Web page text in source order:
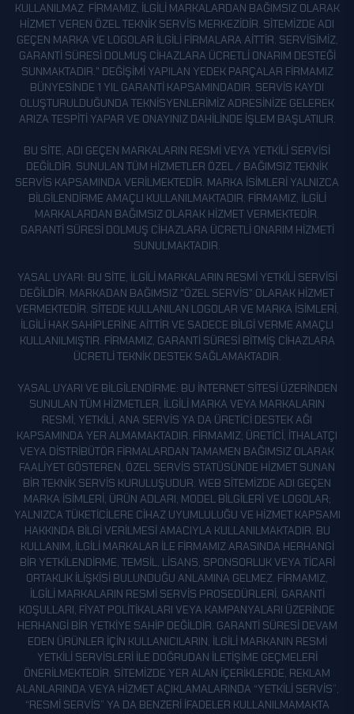
KULLANILMAZ. FIRMAMIZ, ILGILI MARKALARDAN BAĞIMSIZ OLARAK
HIZMET VEREN ÖZEL TEKNIK SERVIS MERKEZIDIR. SITEMIZDE ADI
GEÇEN MARKA VE LOGOLAR ILGILI FIRMALARA AITTIR. SERVISIMIZ,
GARANTI SÜRESI DOLMUŞ CIHAZLARA ÜCRETLI ONARIM DESTEĞI
SUNMAKTADIR." DEĞIŞIMI YAPILAN YEDEK PARÇALAR FIRMAMIZ
BÜNYESINDE 1 YIL GARANTI KAPSAMINDADIR. SERVIS KAYDI
OLUŞTURULDUĞUNDA TEKNISYENLERIMIZ ADRESINIZE GELEREK
ARIZA TESPITI YAPAR VE ONAYINIZ DAHILINDE IŞLEM BAŞLATILIR.
BU SITE, ADI GEÇEN MARKALARIN RESMI VEYA YETKILI SERVISI
DEĞILDIR. SUNULAN TÜM HIZMETLER ÖZEL / BAĞIMSIZ TEKNIK
SERVIS KAPSAMINDA VERILMEKTEDIR. MARKA ISIMLERI YALNIZCA
BILGILENDIRME AMAÇLI KULLANILMAKTADIR. FIRMAMIZ, ILGILI
MARKALARDAN BAĞIMSIZ OLARAK HIZMET VERMEKTEDIR.
GARANTI SÜRESI DOLMUŞ CIHAZLARA ÜCRETLI ONARIM HIZMETI
SUNULMAKTADIR.
YASAL UYARI: BU SITE, ILGILI MARKALARIN RESMI YETKILI SERVISI
DEĞILDIR. MARKADAN BAĞIMSIZ "ÖZEL SERVIS" OLARAK HIZMET
VERMEKTEDIR. SITEDE KULLANILAN LOGOLAR VE MARKA ISIMLERI,
ILGILI HAK SAHIPLERINE AITTIR VE SADECE BILGI VERME AMAÇLI
KULLANILMIŞTIR. FIRMAMIZ, GARANTI SÜRESI BITMIŞ CIHAZLARA
ÜCRETLI TEKNIK DESTEK SAĞLAMAKTADIR.
YASAL UYARI VE BILGILENDIRME: BU INTERNET SITESI ÜZERINDEN
SUNULAN TÜM HIZMETLER, ILGILI MARKA VEYA MARKALARIN
RESMI, YETKILI, ANA SERVIS YA DA ÜRETICI DESTEK AĞI
KAPSAMINDA YER ALMAMAKTADIR. FIRMAMIZ; ÜRETICI, ITHALATÇI
VEYA DISTRIBÜTÖR FIRMALARDAN TAMAMEN BAĞIMSIZ OLARAK
FAALIYET GÖSTEREN, ÖZEL SERVIS STATÜSÜNDE HIZMET SUNAN
BIR TEKNIK SERVIS KURULUŞUDUR. WEB SITEMIZDE ADI GEÇEN
MARKA ISIMLERI, ÜRÜN ADLARI, MODEL BILGILERI VE LOGOLAR;
YALNIZCA TÜKETICILERE CIHAZ UYUMLULUĞU VE HIZMET KAPSAMI
HAKKINDA BILGI VERILMESI AMACIYLA KULLANILMAKTADIR. BU
KULLANIM, ILGILI MARKALAR ILE FIRMAMIZ ARASINDA HERHANGI
BIR YETKILENDIRME, TEMSIL, LISANS, SPONSORLUK VEYA TICARI
ORTAKLIK ILIŞKISI BULUNDUĞU ANLAMINA GELMEZ. FIRMAMIZ,
ILGILI MARKALARIN RESMI SERVIS PROSEDÜRLERI, GARANTI
KOŞULLARI, FIYAT POLITIKALARI VEYA KAMPANYALARI ÜZERINDE
HERHANGI BIR YETKIYE SAHIP DEĞILDIR. GARANTI SÜRESI DEVAM
EDEN ÜRÜNLER IÇIN KULLANICILARIN, ILGILI MARKANIN RESMI
YETKILI SERVISLERI ILE DOĞRUDAN ILETIŞIME GEÇMELERI
ÖNERILMEKTEDIR. SITEMIZDE YER ALAN IÇERIKLERDE, REKLAM
ALANLARINDA VEYA HIZMET AÇIKLAMALARINDA “YETKILI SERVIS”,
“RESMI SERVIS” YA DA BENZERI IFADELER KULLANILMAMAKTA